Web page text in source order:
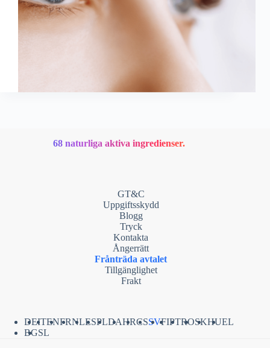
68 naturliga aktiva ingredienser.
GT&C
Uppgiftsskydd
Blogg
Tryck
Kontakta
Ångerrätt
Frånträda avtalet
Tillgänglighet
Frakt
DEITENFRNLESPLDAHRCSSVFIPTROSKHUEL
BGSL